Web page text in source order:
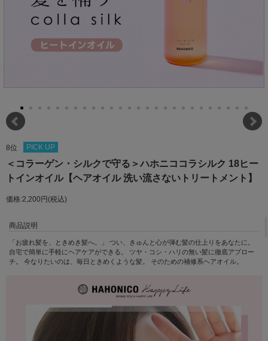
8位 PICK UP
＜コラーゲン・シルクで守る＞ハホニココラシルク 18ヒー
トインオイル【ヘアオイル 洗い流さないトリートメント】
価格:2,200円(税込)
商品説明
「お疲れ髪を、ときめき髪へ。」 つい、きゅんと心が弾む髪の仕上りをあなたに。
自宅で簡単に手軽にヘアケアができる。 ツヤ・コシ・ハリの無い髪に徹底アプロー
チ。 今なりたいのは、毎日ときめくような髪。 そのための補修系ヘアオイル。